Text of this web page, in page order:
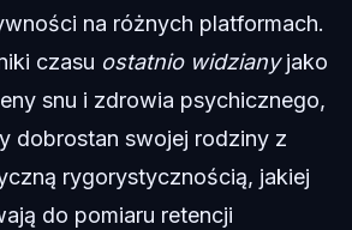
na różnych platformach.
czasu ostatnio widzianyjako
snu i zdrowia psychicznego,
dobrostan swojej rodziny z
rygorystycznością, jakiej
do pomiaru retencji